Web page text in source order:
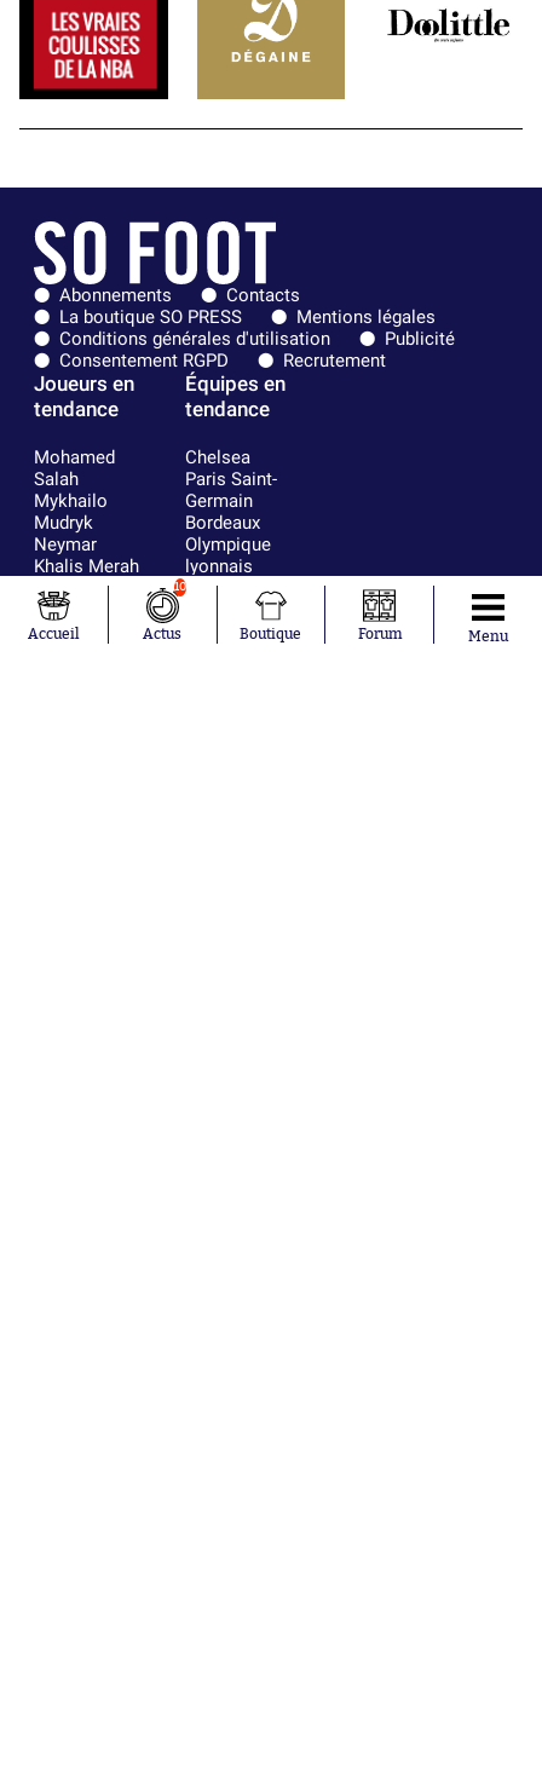
Abonnements
Contacts
La boutique SO PRESS
Mentions légales
Conditions générales d'utilisation
Publicité
Consentement RGPD
Recrutement
Joueurs en
tendance
Mohamed
Salah
Mykhailo
Mudryk
Neymar
Khalis Merah
Loïs Openda
Moussa
Niakhaté
Équipes en
tendance
Chelsea
Paris Saint-
Germain
Bordeaux
Olympique
lyonnais
FIFA
Real Madrid
RC Strasbourg
Accueil
10
Actus Boutique Forum Menu